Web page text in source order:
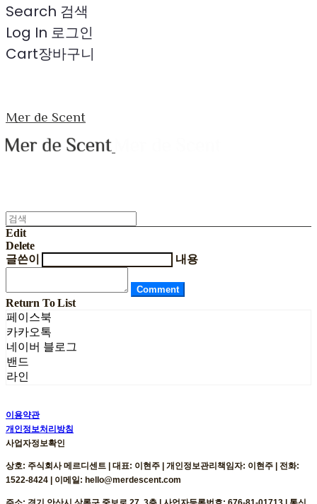
Search 검색
Log In 로그인
Cart장바구니
Mer de Scent
Edit
Delete
글쓴이
내용
Comment
Return To List
페이스북
카카오톡
네이버 블로그
밴드
라인
이용약관
개인정보처리방침
사업자정보확인
상호: 주식회사 메르디센트 | 대표: 이현주 | 개인정보관리책임자: 이현주 | 전화:
1522-8424 | 이메일: hello@merdescent.com